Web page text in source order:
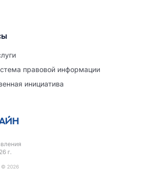
г.
© 2026
правовой информации
инициатива
заполнение
брака
заполнено
0 из 15
ЗАПОЛНЕНИЕ